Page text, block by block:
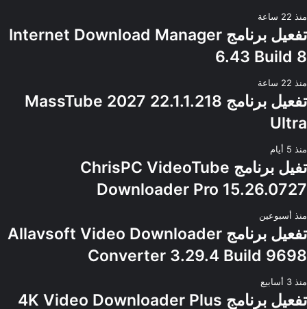
منذ 22 ساعة
تفعيل برنامج Internet Download Manager
6.43 Build 8
منذ 22 ساعة
تفعيل برنامج MassTube 2027 22.1.1.218
Ultra
منذ 5 أيام
تفيل برنامج ChrisPC VideoTube
Downloader Pro 15.26.0727
منذ أسبوعين
تفعيل برنامج Allavsoft Video Downloader
Converter 3.29.4 Build 9698
منذ 3 أسابيع
تفعيل برنامج 4K Video Downloader Plus